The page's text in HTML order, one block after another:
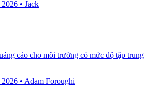
• Jack
cáo cho môi trường có mức độ tập trung
• Adam Foroughi